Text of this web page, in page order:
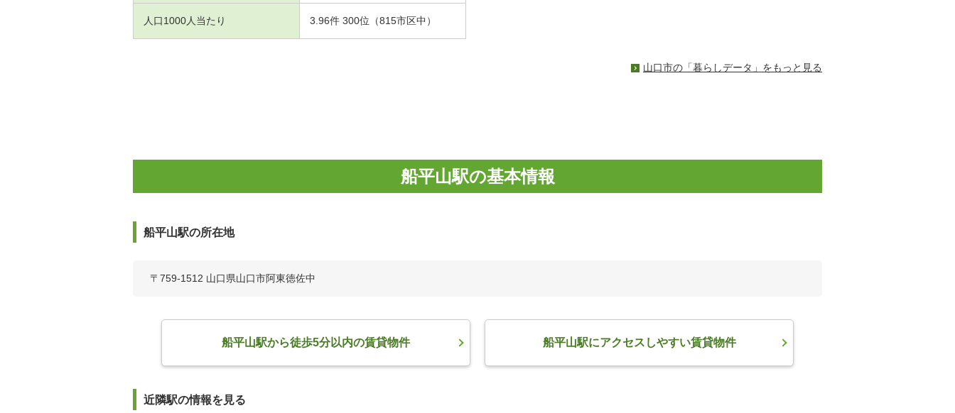
人口1000人当たり 3.96件 300位（815市区中）
山口市の「暮らしデータ」をもっと見る
船平山駅の基本情報
船平山駅の所在地
〒759-1512 山口県山口市阿東徳佐中
船平山駅から徒歩5分以内の賃貸物件 船平山駅にアクセスしやすい賃貸物件
近隣駅の情報を見る